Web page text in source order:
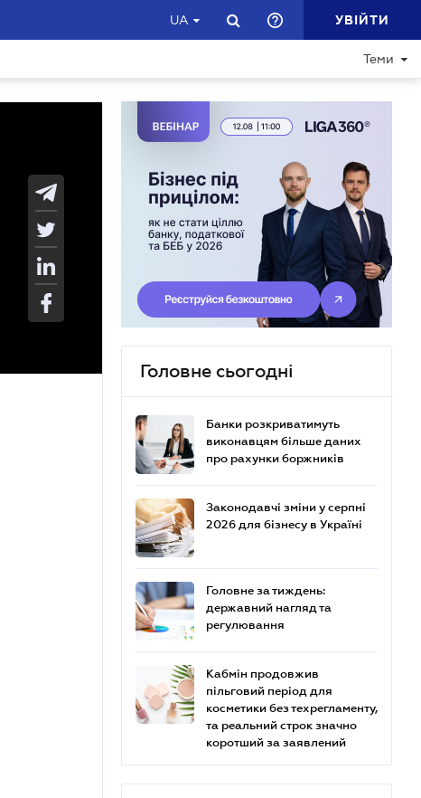
UA УВІЙТИ
Теми
Головне сьогодні
Банки розкриватимуть
виконавцям більше даних
про рахунки боржників
Законодавчі зміни у серпні
2026 для бізнесу в Україні
Головне за тиждень:
державний нагляд та
регулювання
Кабмін продовжив
пільговий період для
косметики без техрегламенту,
та реальний строк значно
коротший за заявлений